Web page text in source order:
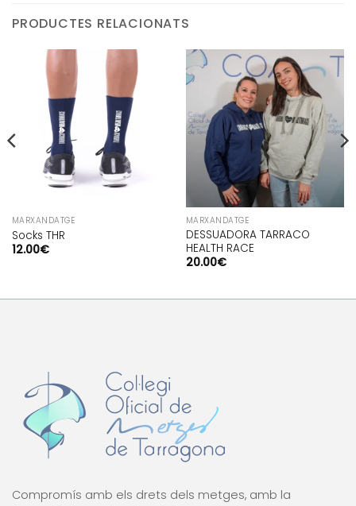
PRODUCTES RELACIONATS
MARXANDATGE
Socks THR
12.00€
MARXANDATGE
DESSUADORA TARRACO
HEALTH RACE
20.00€
Compromís amb els drets dels metges, amb la